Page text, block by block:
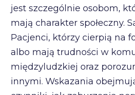
jest szczególnie osobom,
mają charakter społeczny.
Pacjenci, którzy cierpią na
albo mają trudności w
międzyludzkiej oraz
innymi. Wskazania